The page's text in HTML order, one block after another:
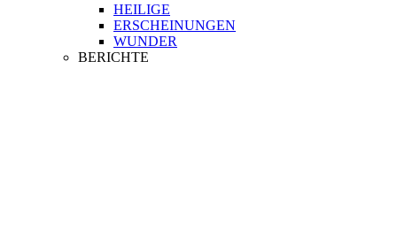
HEILIGE
ERSCHEINUNGEN
WUNDER
BERICHTE